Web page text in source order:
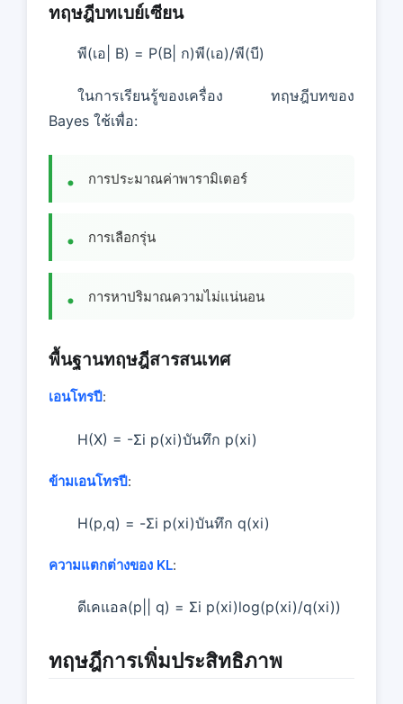
ทฤษฎีบทเบย์เซียน
พี(เอ| B) = P(B| ก)พี(เอ)/พี(บี)
ในการเรียนรู้ของเครื่อง ทฤษฎีบทของ
Bayes ใช้เพื่อ:
การประมาณค่าพารามิเตอร์
การเลือกรุ่น
การหาปริมาณความไม่แน่นอน
พื้นฐานทฤษฎีสารสนเทศ
เอนโทรปี:
H(X) = -Σi p(xi)บันทึก p(xi)
ข้ามเอนโทรปี:
H(p,q) = -Σi p(xi)บันทึก q(xi)
ความแตกต่างของ KL:
ดีเคแอล(p|| q) = Σi p(xi)log(p(xi)/q(xi))
ทฤษฎีการเพิ่มประสิทธิภาพ